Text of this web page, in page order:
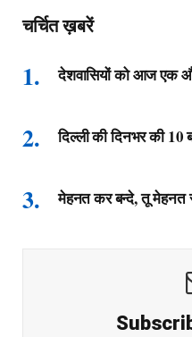
चर्चित ख़बरें
देशवासियों को आज एक
दिल्ली की दिनभर की
मेहनत कर बन्दे, तू मेहनत